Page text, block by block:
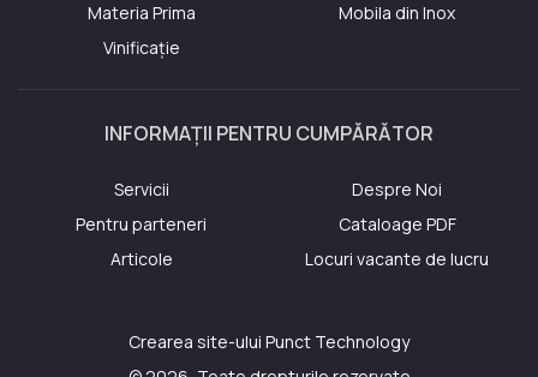
Materia Prima
Mobila din Inox
Vinificație
INFORMAȚII PENTRU CUMPĂRĂTOR
Servicii
Despre Noi
Pentru parteneri
Cataloage PDF
Articole
Locuri vacante de lucru
Crearea site-ului Punct Technology